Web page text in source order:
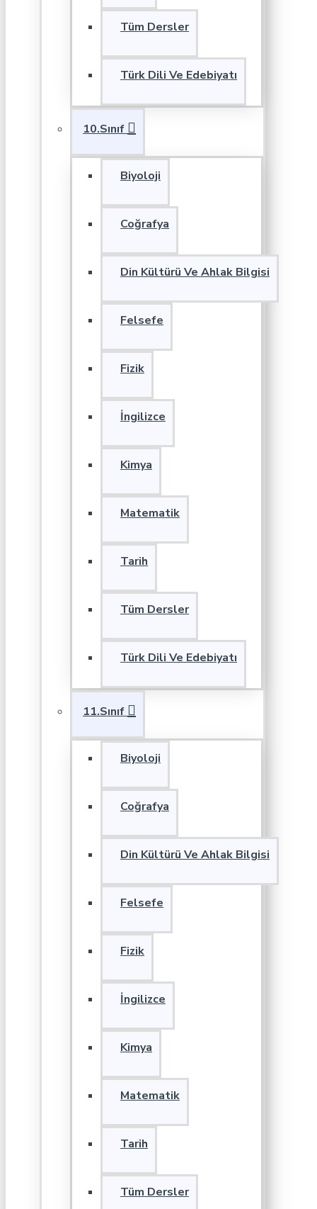
Tüm Dersler
Türk Dili Ve Edebiyatı
10.Sınıf
Biyoloji
Coğrafya
Din Kültürü Ve Ahlak Bilgisi
Felsefe
Fizik
İngilizce
Kimya
Matematik
Tarih
Tüm Dersler
Türk Dili Ve Edebiyatı
11.Sınıf
Biyoloji
Coğrafya
Din Kültürü Ve Ahlak Bilgisi
Felsefe
Fizik
İngilizce
Kimya
Matematik
Tarih
Tüm Dersler